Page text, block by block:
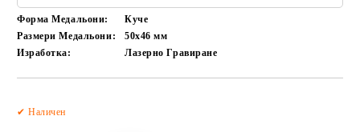
Форма Медальони:
Куче
Размери Медальони:
50x46мм
Изработка:
Лазерно Гравиране
✔ Наличен